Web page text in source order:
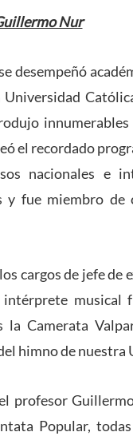
Nur
desempeñó
el recordado
nacionales e
y fue miembro
cargos de jefe
musical
la Camerata
himno de nuestra
profesor
Popular,